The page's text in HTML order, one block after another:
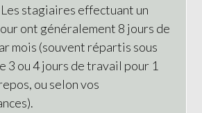
stagiaires effectuant un
ont généralement 8 jours de
mois (souvent répartis sous
3 ou 4 jours de travail pour 1
ou selon vos